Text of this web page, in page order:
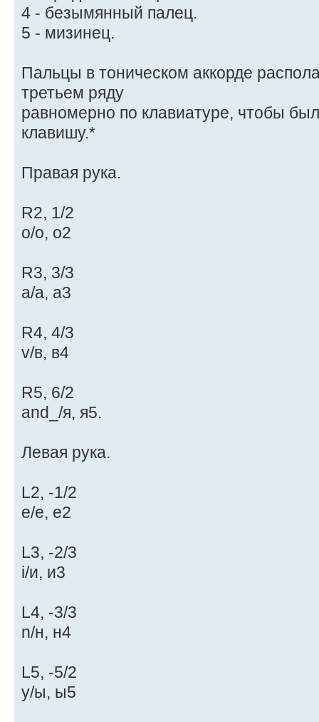
4 - безымянный палец.
5 - мизинец.
Пальцы в тоническом аккорде
третьем ряду
равномерно по клавиатуре, чтобы
клавишу.*
Правая рука.
R2, 1/2
o/о, о2
R3, 3/3
а/а, а3
R4, 4/3
v/в, в4
R5, 6/2
and_/я, я5.
Левая рука.
L2, -1/2
e/е, е2
L3, -2/3
i/и, и3
L4, -3/3
n/н, н4
L5, -5/2
y/ы, ы5